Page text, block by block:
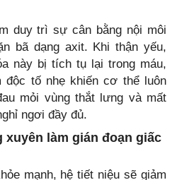
duy trì sự cân bằng nội môi
bã dạng axit. Khi thận yếu,
này bị tích tụ lại trong máu,
độc tố nhẹ khiến cơ thể luôn
mỏi vùng thắt lưng và mất
ngơi đầy đủ.
làm gián đoạn giấc
mạnh, hệ tiết niệu sẽ giảm